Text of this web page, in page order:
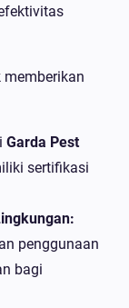
Garda Pest
sertifikasi
penggunaan
bagi